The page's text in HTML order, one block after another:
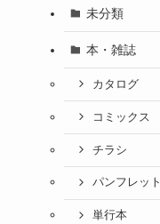
未分類
本・雑誌
カタログ
コミックス
チラシ
パンフレット
単行本